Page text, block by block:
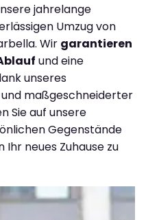
jahrelange
Umzug von
Wir garantieren
und eine
unseres
maßgeschneiderter
Sie auf unsere
Gegenstände
Ihr neues Zuhause zu